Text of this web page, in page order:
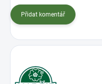
Přidat komentář